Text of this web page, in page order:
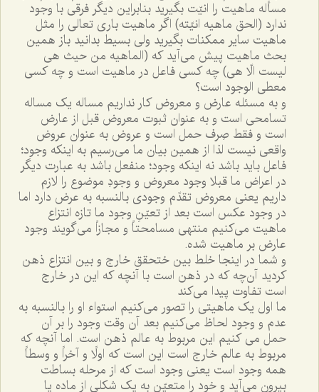
مسأله ماهيت را انيّت بگيريد بنابراين ديگر فرقى با وجود
ندارد (الحق ماهيه انيّته) اگر ماهيت بارى تعالى را مثل
ماهيت ساير ممکنات بگيريد ولى بسيط بدانيد باز همين
بحث ماهيت پيش مى‌آيد که (الماهيه من حيث هى
ليست الّا هى) چه کسى فاعل در ماهيت است و چه کسى
معطى الوجود است؟
و به مسئله عارض و معروض کار نداريم مساله يک مساله
تسامحى است و به عنوان ثبوت معروض قبل از عارض
است و فقط صِرف حمل است و عروض به عنوان عروض
واقعى نيست لذا از همين بيان ما مى‌رسيم به اينکه وجود؛
فاعل بايد باشد نه اينکه وجود؛ منفعل باشد به عبارت ديگر
در اعراض ما قبلا وجود معروض و وجودِ موضوع را لازم
داريم يعنى معروض تقدّم وجودى بالنسبه به عرض دارد اما
در وجود عکس است بعد از تعيّنِ وجود ما تازه انتزاع
ماهيت مى‌کنيم منتهى مسامحتاً و مجازاً مى‌گويند وجود
عارض بر ماهيت شده.
و شما در اينجا خلط بين ختحقق خارج و بين انتزاع ذهن
کرديد آن‌چه که در ذهن است با آنچه که اين در خارج
است تفاوت پيدا مى‌کند
ما اول يک ماهيتى را تصور مى‌کنيم استواء او را بالنسبه به
عدم و وجود لحاظ مى‌کنيم بعد آن وقت وجود را بر آن
حمل مى کنيم اين مربوط به عالم ذهن است. اما آنچه که
مربوط به عالم خارج است اين است که اولًا و آخراً و وسطاً
همه وجود است يعنى وجود است که از مرحله بساطت
بيرون مى‌آيد و خود را متعيّن به يک شکلى از ماده يا